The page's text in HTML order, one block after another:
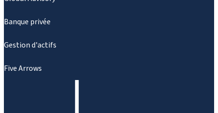
Banque privée
Gestion d'actifs
Five Arrows